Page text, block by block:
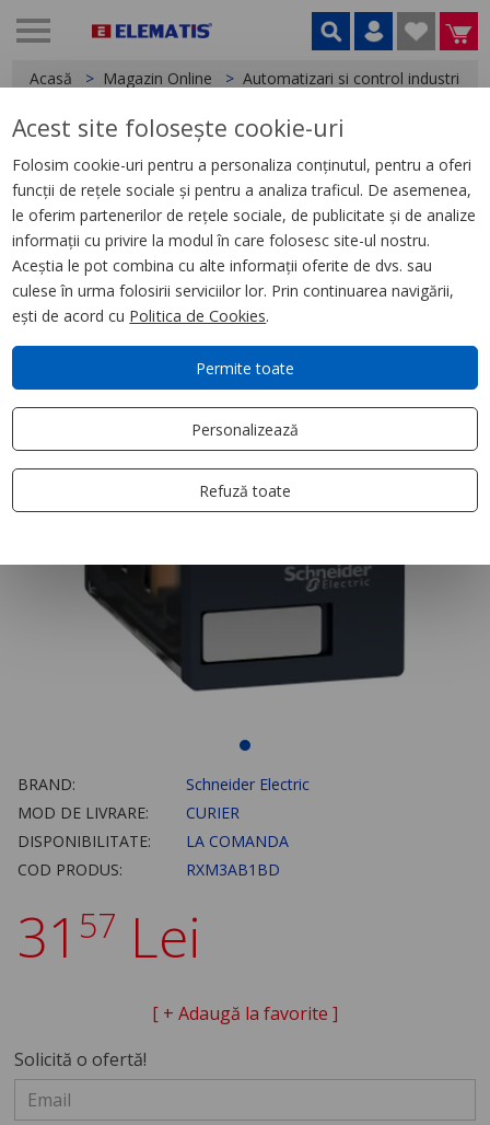
Acasă Magazin Online Automatizari si control industrial
< Relee
Releu Conectabil Miniatura,
Zelio Rxm, 3 C/O, 24 V C.C., 10 A
BRAND:
Schneider Electric
MOD DE LIVRARE:
CURIER
DISPONIBILITATE:
LA COMANDA
COD PRODUS:
RXM3AB1BD
31 57 Lei
[ + Adaugă la favorite ]
Solicită o ofertă!
Acest site folosește cookie-uri
Folosim cookie-uri pentru a personaliza conținutul, pentru a oferi
funcții de rețele sociale și pentru a analiza traficul. De asemenea,
le oferim partenerilor de rețele sociale, de publicitate și de analize
informații cu privire la modul în care folosesc site-ul nostru.
Aceștia le pot combina cu alte informații oferite de dvs. sau
culese în urma folosirii serviciilor lor. Prin continuarea navigării,
ești de acord cu Politica de Cookies.
Permite toate
Personalizează
Refuză toate